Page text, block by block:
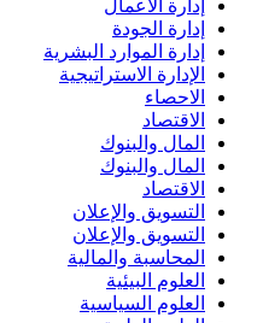
إدارة الأعمال
إدارة الجودة
إدارة الموارد البشرية
الإدارة الاستراتيجية
الاحصاء
الاقتصاد
المال والبنوك
المال والبنوك
الاقتصاد
التسويق والإعلان
التسويق والإعلان
المحاسبة والمالية
العلوم البيئية
العلوم السياسية